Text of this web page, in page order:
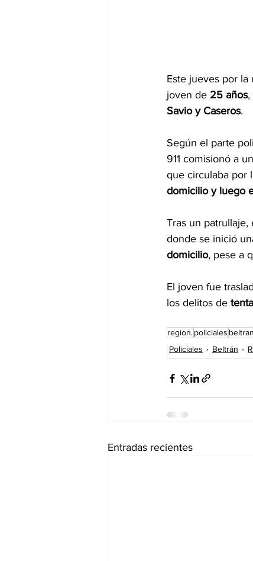
Este jueves por
joven de 25 años,
Savio y Caseros.
Según el parte
911 comisionó a
que circulaba por
domicilio y luego
Tras un
donde se inició
domicilio, pese a
El joven fue
los delitos de
region.policiales beltran
Policiales
Beltrán
Entradas recientes